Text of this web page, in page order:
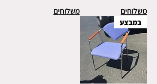
משלוחים משלוחים
במבצע